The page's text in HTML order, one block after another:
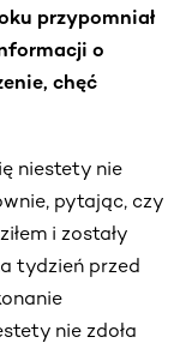
przypomniał
o
chęć
niestety nie
pytając, czy
i zostały
tydzień przed
nie zdoła